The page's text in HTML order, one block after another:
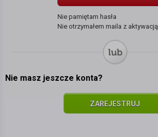
Nie pamiętam hasła
Nie otrzymałem maila z aktywacją
Nie masz jeszcze konta?
ZAREJESTRUJ